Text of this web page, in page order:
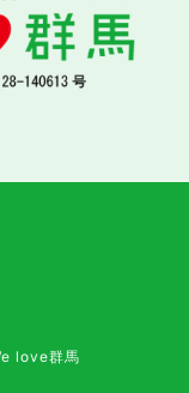
love群馬